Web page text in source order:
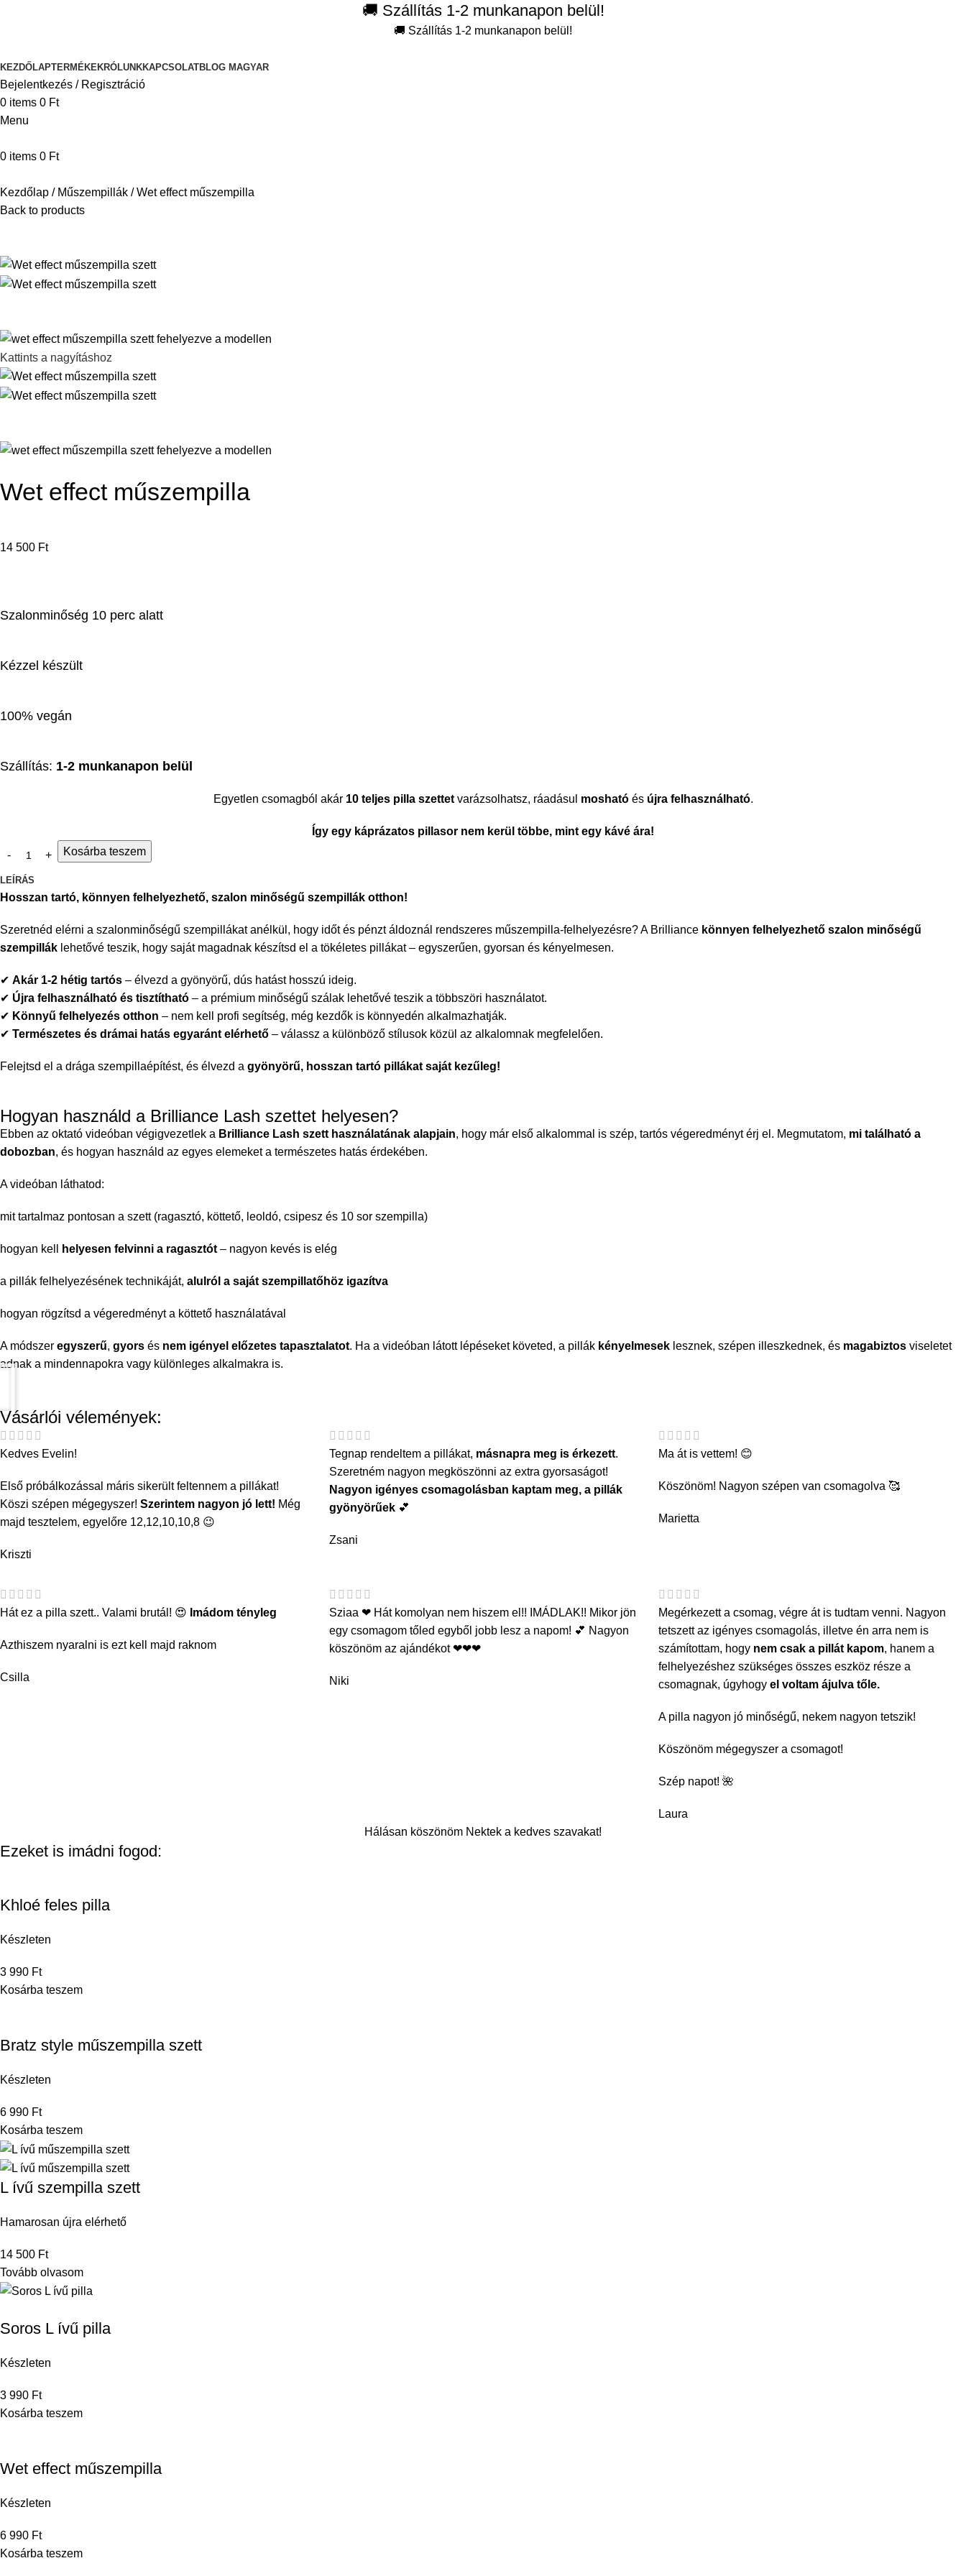
🚚 Szállítás 1-2 munkanapon belül!
🚚 Szállítás 1-2 munkanapon belül!
KEZDŐLAPTERMÉKEKRÓLUNKKAPCSOLATBLOG MAGYAR
Bejelentkezés / Regisztráció
0 items 0 Ft
Menu
0 items 0 Ft
Kezdőlap Műszempillák
Wet effect műszempilla
Back to products
Kattints a nagyításhoz
Wet effect műszempilla
14 500 Ft
Szalonminőség 10 perc alatt
Kézzel készült
100% vegán
Szállítás: 1-2 munkanapon belül
Egyetlen csomagból akár 10 teljes pilla szettet varázsolhatsz, ráadásul moshatóés újra felhasználható.
Így egy káprázatos pillasor nem kerül többe, mint egy kávé ára!
Kosárba teszem
LEÍRÁS
Hosszan tartó, könnyen felhelyezhető, szalon minőségű szempillák otthon!
Szeretnéd elérni a szalonminőségű szempillákat anélkül, hogy időt és pénzt áldoznál rendszeres műszempilla-felhelyezésre? A Brilliance könnyen felhelyezhető szalon minőségű
szempillák lehetővé teszik, hogy saját magadnak készítsd el a tökéletes pillákat – egyszerűen, gyorsan és kényelmesen.
✔ Akár 1-2 hétig tartós – élvezd a gyönyörű, dús hatást hosszú ideig.
✔ Újra felhasználható és tisztítható – a prémium minőségű szálak lehetővé teszik a többszöri használatot.
✔ Könnyű felhelyezés otthon – nem kell profi segítség, még kezdők is könnyedén alkalmazhatják.
✔ Természetes és drámai hatás egyaránt elérhető – válassz a különböző stílusok közül az alkalomnak megfelelően.
Felejtsd el a drága szempillaépítést, és élvezd a gyönyörű, hosszan tartó pillákat saját kezűleg!
Hogyan használd a Brilliance Lash szettet helyesen?
Ebben az oktató videóban végigvezetlek a Brilliance Lash szett használatának alapjain, hogy már első alkalommal is szép, tartós végeredményt érj el. Megmutatom, mi található a
dobozban, és hogyan használd az egyes elemeket a természetes hatás érdekében.
A videóban láthatod:
mit tartalmaz pontosan a szett (ragasztó, köttető, leoldó, csipesz és 10 sor szempilla)
hogyan kell helyesen felvinni a ragasztót – nagyon kevés is elég
a pillák felhelyezésének technikáját, alulról a saját szempillatőhöz igazítva
hogyan rögzítsd a végeredményt a köttető használatával
A módszer egyszerű, gyors és nem igényel előzetes tapasztalatot. Ha a videóban látott lépéseket követed, a pillák kényelmesek lesznek, szépen illeszkednek, és magabiztos viseletet
adnak a mindennapokra vagy különleges alkalmakra is.
Vásárlói vélemények:
Kedves Evelin!
Első próbálkozással máris sikerült feltennem a pillákat!
Köszi szépen mégegyszer! Szerintem nagyon jó lett! Még
majd tesztelem, egyelőre 12,12,10,10,8 😉
Kriszti
Tegnap rendeltem a pillákat, másnapra meg is érkezett.
Szeretném nagyon megköszönni az extra gyorsaságot!
Nagyon igényes csomagolásban kaptam meg, a pillák
gyönyörűek 💕
Zsani
Ma át is vettem! 😊
Köszönöm! Nagyon szépen van csomagolva 🥰
Marietta
Hát ez a pilla szett.. Valami brutál! 😍 Imádom tényleg
Azthiszem nyaralni is ezt kell majd raknom
Csilla
Sziaa ❤ Hát komolyan nem hiszem el!! IMÁDLAK!! Mikor jön
egy csomagom tőled egyből jobb lesz a napom! 💕 Nagyon
köszönöm az ajándékot ❤❤❤
Niki
Megérkezett a csomag, végre át is tudtam venni. Nagyon
tetszett az igényes csomagolás, illetve én arra nem is
számítottam, hogy nem csak a pillát kapom, hanem a
felhelyezéshez szükséges összes eszköz része a
csomagnak, úgyhogy el voltam ájulva tőle.
A pilla nagyon jó minőségű, nekem nagyon tetszik!
Köszönöm mégegyszer a csomagot!
Szép napot! 🌺
Laura
Hálásan köszönöm Nektek a kedves szavakat!
Ezeket is imádni fogod:
Khloé feles pilla
Készleten
3 990 Ft
Kosárba teszem
Bratz style műszempilla szett
Készleten
6 990 Ft
Kosárba teszem
L ívű szempilla szett
Hamarosan újra elérhető
14 500 Ft
Tovább olvasom
Soros L ívű pilla
Készleten
3 990 Ft
Kosárba teszem
Wet effect műszempilla
Készleten
6 990 Ft
Kosárba teszem